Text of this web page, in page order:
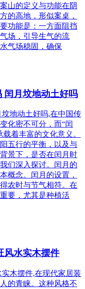
山的定义与功能在阴
的高地，形似案桌，
功能是：一方面阻挡
场，引导生气的流
气场稳固，确保
闰月坟地动土好吗
地动土好吗,在中国传
化密不可分，而“闰
着丰富的文化意义。
五行的平衡，以及与
景下，是否在闰月时
们深入探讨。闰月的
概念。闰月的设置，
农时与节气相符。在
要，尤其是种植活
风水实木摆件
木摆件,在现代家居装
的青睐。这种风格不